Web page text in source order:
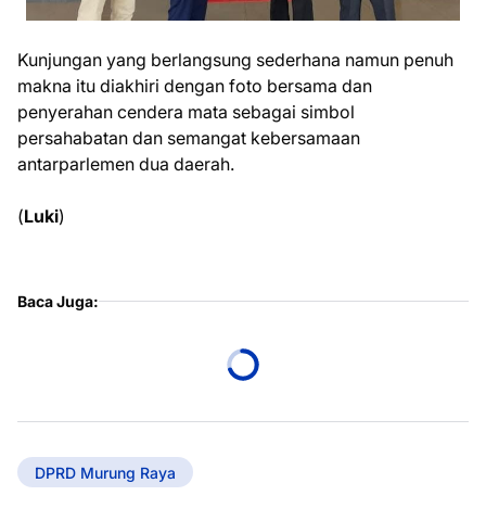
Kunjungan yang berlangsung sederhana namun penuh
makna itu diakhiri dengan foto bersama dan
penyerahan cendera mata sebagai simbol
persahabatan dan semangat kebersamaan
antarparlemen dua daerah.
(Luki)
Baca Juga:
DPRD Murung Raya